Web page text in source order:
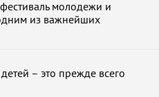
молодежи и
из важнейших
– это прежде всего